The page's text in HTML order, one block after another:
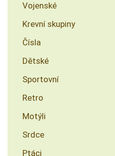
Vojenské
Krevní skupiny
Čísla
Dětské
Sportovní
Retro
Motýli
Srdce
Ptáci